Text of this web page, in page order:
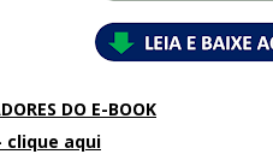
DO E-BOOK
clique aqui